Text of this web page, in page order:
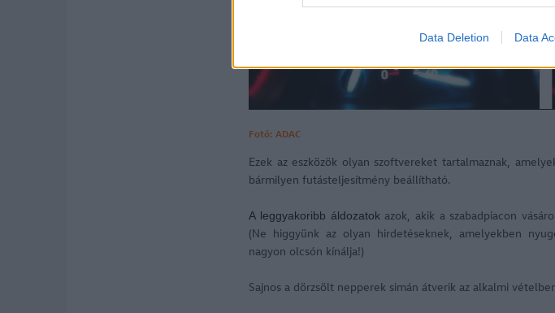
Data Deletion Data
Fotó: ADAC
Ezek az eszközök olyan szoftvereket tartalmaznak,
bármilyen futásteljesítmény beállítható.
A leggyakoribb áldozatok azok, akik a szabadpiacon
(Ne higgyünk az olyan hirdetéseknek, amelyekben
nagyon olcsón kínálja!)
Sajnos a dörzsölt nepperek simán átverik az alkalmi